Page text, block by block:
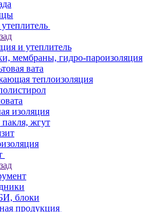
и утеплитель
мембраны, гидро-пароизоляция
вата
теплоизоляция
изоляция
жгут
блоки
продукция